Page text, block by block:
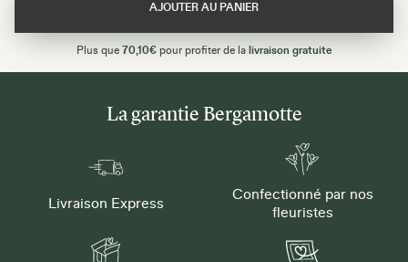
AJOUTER AU PANIER
Plus que 70,10€pour profiter de la livraison gratuite
La garantie Bergamotte
Livraison Express
Confectionné par nos
fleuristes